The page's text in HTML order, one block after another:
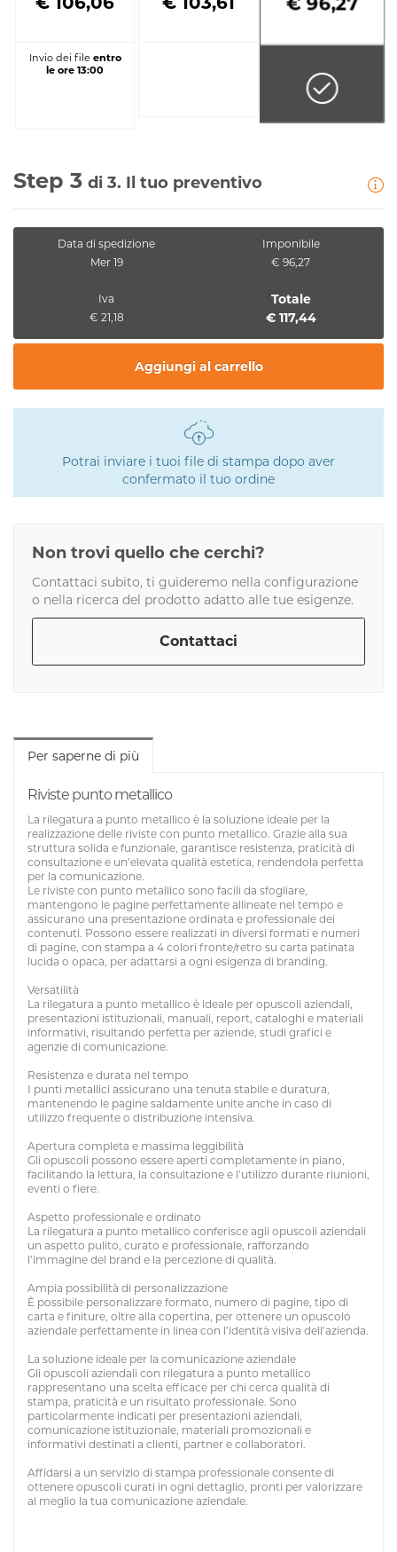
Invio dei file entro
le ore 13:00
Step 3 di 3. Il tuo preventivo
Data di spedizione
Mer 19
Imponibile
€ 96,27
Iva
€ 21,18
Totale
€ 117,44
Aggiungi al carrello
Potrai inviare i tuoi file di stampa dopo aver
confermato il tuo ordine
Non trovi quello che cerchi?
Contattaci subito, ti guideremo nella configurazione
o nella ricerca del prodotto adatto alle tue esigenze.
Contattaci
Per saperne di più
Riviste punto metallico
La rilegatura a punto metallico è la soluzione ideale per la
realizzazione delle riviste con punto metallico. Grazie alla sua
struttura solida e funzionale, garantisce resistenza, praticità di
consultazione e un’elevata qualità estetica, rendendola perfetta
per la comunicazione.
Le riviste con punto metallico sono facili da sfogliare,
mantengono le pagine perfettamente allineate nel tempo e
assicurano una presentazione ordinata e professionale dei
contenuti. Possono essere realizzati in diversi formati e numeri
di pagine, con stampa a 4 colori fronte/retro su carta patinata
lucida o opaca, per adattarsi a ogni esigenza di branding.
Versatilità
La rilegatura a punto metallico è ideale per opuscoli aziendali,
presentazioni istituzionali, manuali, report, cataloghi e materiali
informativi, risultando perfetta per aziende, studi grafici e
agenzie di comunicazione.
Resistenza e durata nel tempo
I punti metallici assicurano una tenuta stabile e duratura,
mantenendo le pagine saldamente unite anche in caso di
utilizzo frequente o distribuzione intensiva.
Apertura completa e massima leggibilità
Gli opuscoli possono essere aperti completamente in piano,
facilitando la lettura, la consultazione e l’utilizzo durante riunioni,
eventi o fiere.
Aspetto professionale e ordinato
La rilegatura a punto metallico conferisce agli opuscoli aziendali
un aspetto pulito, curato e professionale, rafforzando
l’immagine del brand e la percezione di qualità.
Ampia possibilità di personalizzazione
È possibile personalizzare formato, numero di pagine, tipo di
carta e finiture, oltre alla copertina, per ottenere un opuscolo
aziendale perfettamente in linea con l’identità visiva dell’azienda.
La soluzione ideale per la comunicazione aziendale
Gli opuscoli aziendali con rilegatura a punto metallico
rappresentano una scelta efficace per chi cerca qualità di
stampa, praticità e un risultato professionale. Sono
particolarmente indicati per presentazioni aziendali,
comunicazione istituzionale, materiali promozionali e
informativi destinati a clienti, partner e collaboratori.
Affidarsi a un servizio di stampa professionale consente di
ottenere opuscoli curati in ogni dettaglio, pronti per valorizzare
al meglio la tua comunicazione aziendale.